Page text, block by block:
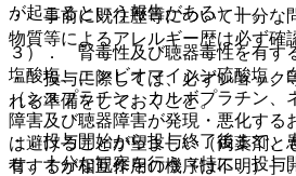
が起こるという報告がある）］。
３）． 腎毒性及び聴器毒性を有す
塩酸塩、エンビオマイシン硫酸塩、
（シスプラチン、カルボプラチン、
障害及び聴器障害が発現・悪化する
は避けることが望ましい（両薬剤と
有するが相互作用の機序は不明）］
・ 事前に既往歴等について十分な
物質等によるアレルギー歴は必ず確
・ 投与に際しては、必ずショック
れる準備をしておくこと。
・ 投与開始から投与終了後まで、
せ、十分な観察を行う（特に、投与